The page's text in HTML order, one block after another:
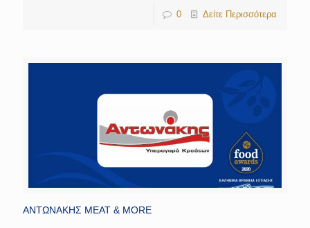
0 Δείτε Περισσότερα
ΑΝΤΩΝΑΚΗΣ MEAT & MORE